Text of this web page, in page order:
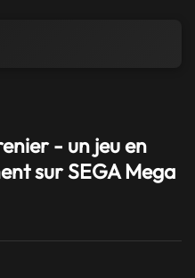
- un jeu en
sur SEGA Mega